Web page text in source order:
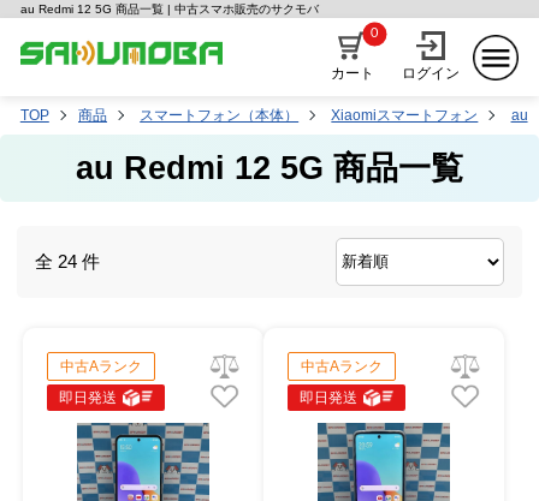
au Redmi 12 5G 商品一覧 | 中古スマホ販売のサクモバ
カート
0
ログイン
TOP 商品 スマートフォン（本体） Xiaomiスマートフォン au
au Redmi 12 5G 商品一覧
全 24 件
中古Aランク
即日発送
中古Aランク
即日発送